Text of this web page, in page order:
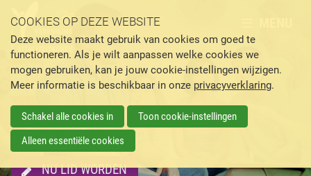
NU LID WORDEN
COOKIES OP DEZE WEBSITE
Deze website maakt gebruik van cookies om goed te
functioneren. Als je wilt aanpassen welke cookies we
mogen gebruiken, kan je jouw cookie-instellingen wijzigen.
Meer informatie is beschikbaar in onze privacyverklaring.
Schakel alle cookies in
Toon cookie-instellingen
Alleen essentiële cookies